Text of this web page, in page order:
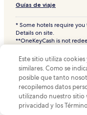
Guías de viaje
* Some hotels require
Details on site.
**OneKeyCash is not
© 2026 Hotels.com es
derechos reservados.
Hoteles.com y el logotipo
marcas comerciales
Este sitio utiliza
similares. Como se
posible que tanto
recopilemos datos
utilizando nuestro sitio
privacidad y los